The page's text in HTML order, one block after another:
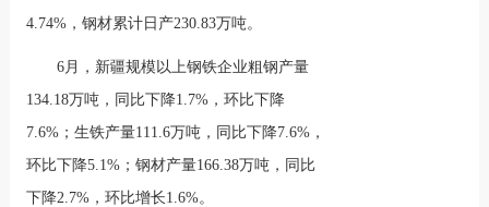
4.74%，钢材累计日产230.83万吨。
6月，新疆规模以上钢铁企业粗钢产量
134.18万吨，同比下降1.7%，环比下降
7.6%；生铁产量111.6万吨，同比下降7.6%，
环比下降5.1%；钢材产量166.38万吨，同比
下降2.7%，环比增长1.6%。